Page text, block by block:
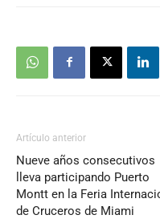
Artículo anterior
Nueve años consecutivos
lleva participando Puerto
Montt en la Feria
de Cruceros de Miami